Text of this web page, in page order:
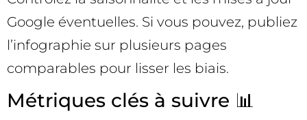
Google éventuelles. Si vous pouvez, publiez
l’infographie sur plusieurs pages
comparables pour lisser les biais.
Métriques clés à suivre 📊